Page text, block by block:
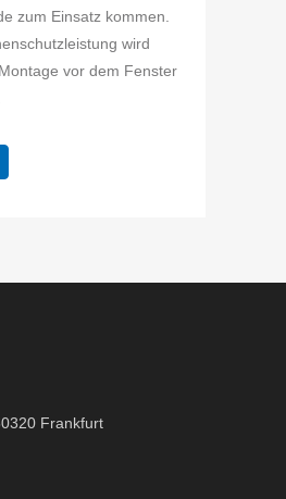
zum Einsatz kommen.
wird
vor dem Fenster
Frankfurt